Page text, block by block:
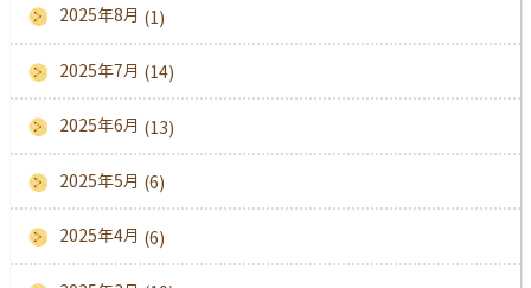
2025年8月 (1)
2025年7月 (14)
2025年6月 (13)
2025年5月 (6)
2025年4月 (6)